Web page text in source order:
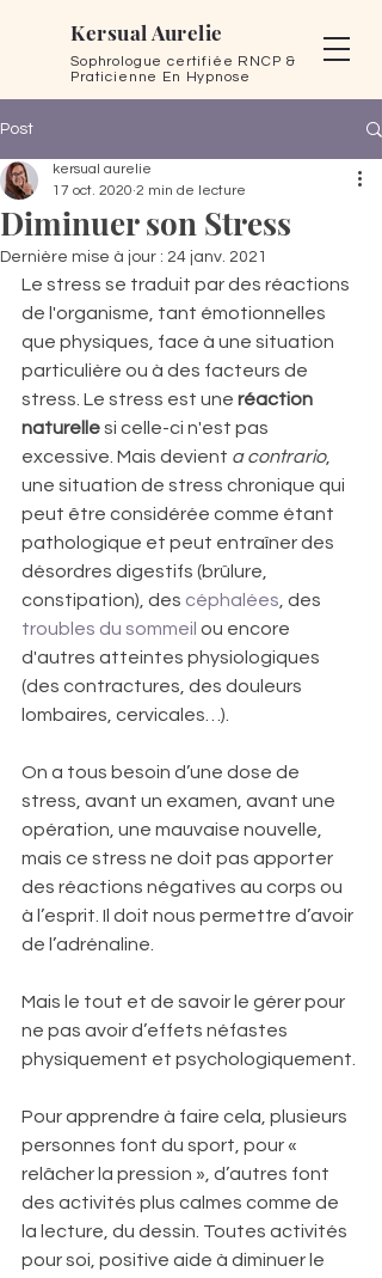
Sophrologue certifiée RNCP &
Praticienne En Hypnose
Kersual Aurelie
Post
Diminuer son Stress
kersual aurelie
17 oct. 2020 2 min de lecture
Dernière mise à jour : 24 janv. 2021
Le stress se traduit par des réactions
de l'organisme, tant émotionnelles
que physiques , face à une situation
particulière ou à des facteurs de
stress. Le stress est une réaction
naturelle si celle-ci n'est pas
excessive. Mais devient a contrario,
une situation de stress chronique qui
peut être considérée comme étant
pathologique et peut entraîner des
désordres digestifs (brûlure,
constipation), des céphalées , des
troubles du sommeil ou encore
d'autres atteintes physiologiques
(des contractures, des douleurs
lombaires, cervicales…).
On a tous besoin d’une dose de
stress, avant un examen, avant une
opération, une mauvaise nouvelle,
mais ce stress ne doit pas apporter
des réactions négatives au corps ou
à l’esprit. Il doit nous permettre d’avoir
de l’adrénaline.
Mais le tout et de savoir le gérer pour
ne pas avoir d’effets néfastes
physiquement et psychologiquement.
Pour apprendre à faire cela, plusieurs
personnes font du sport, pour «
relâcher la pression », d’autres font
des activités plus calmes comme de
la lecture, du dessin. Toutes activités
pour soi, positive aide à diminuer le